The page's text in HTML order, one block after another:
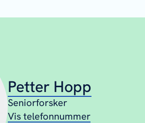
Petter Hopp
Seniorforsker
Vis telefonnummer